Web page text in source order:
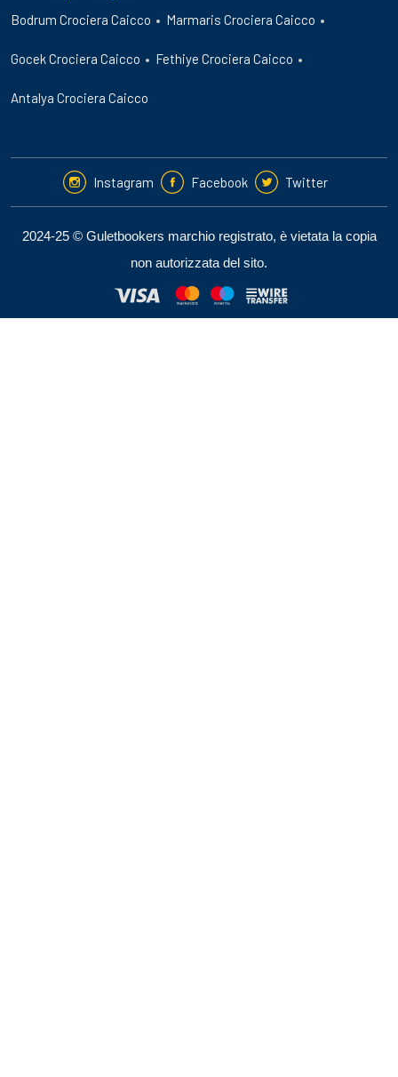
Bodrum Crociera Caicco Marmaris Crociera Caicco
Gocek Crociera Caicco Fethiye Crociera Caicco
Antalya Crociera Caicco
Instagram Facebook Twitter
2024-25 © Guletbookers marchio registrato, è vietata la copia
non autorizzata del sito.